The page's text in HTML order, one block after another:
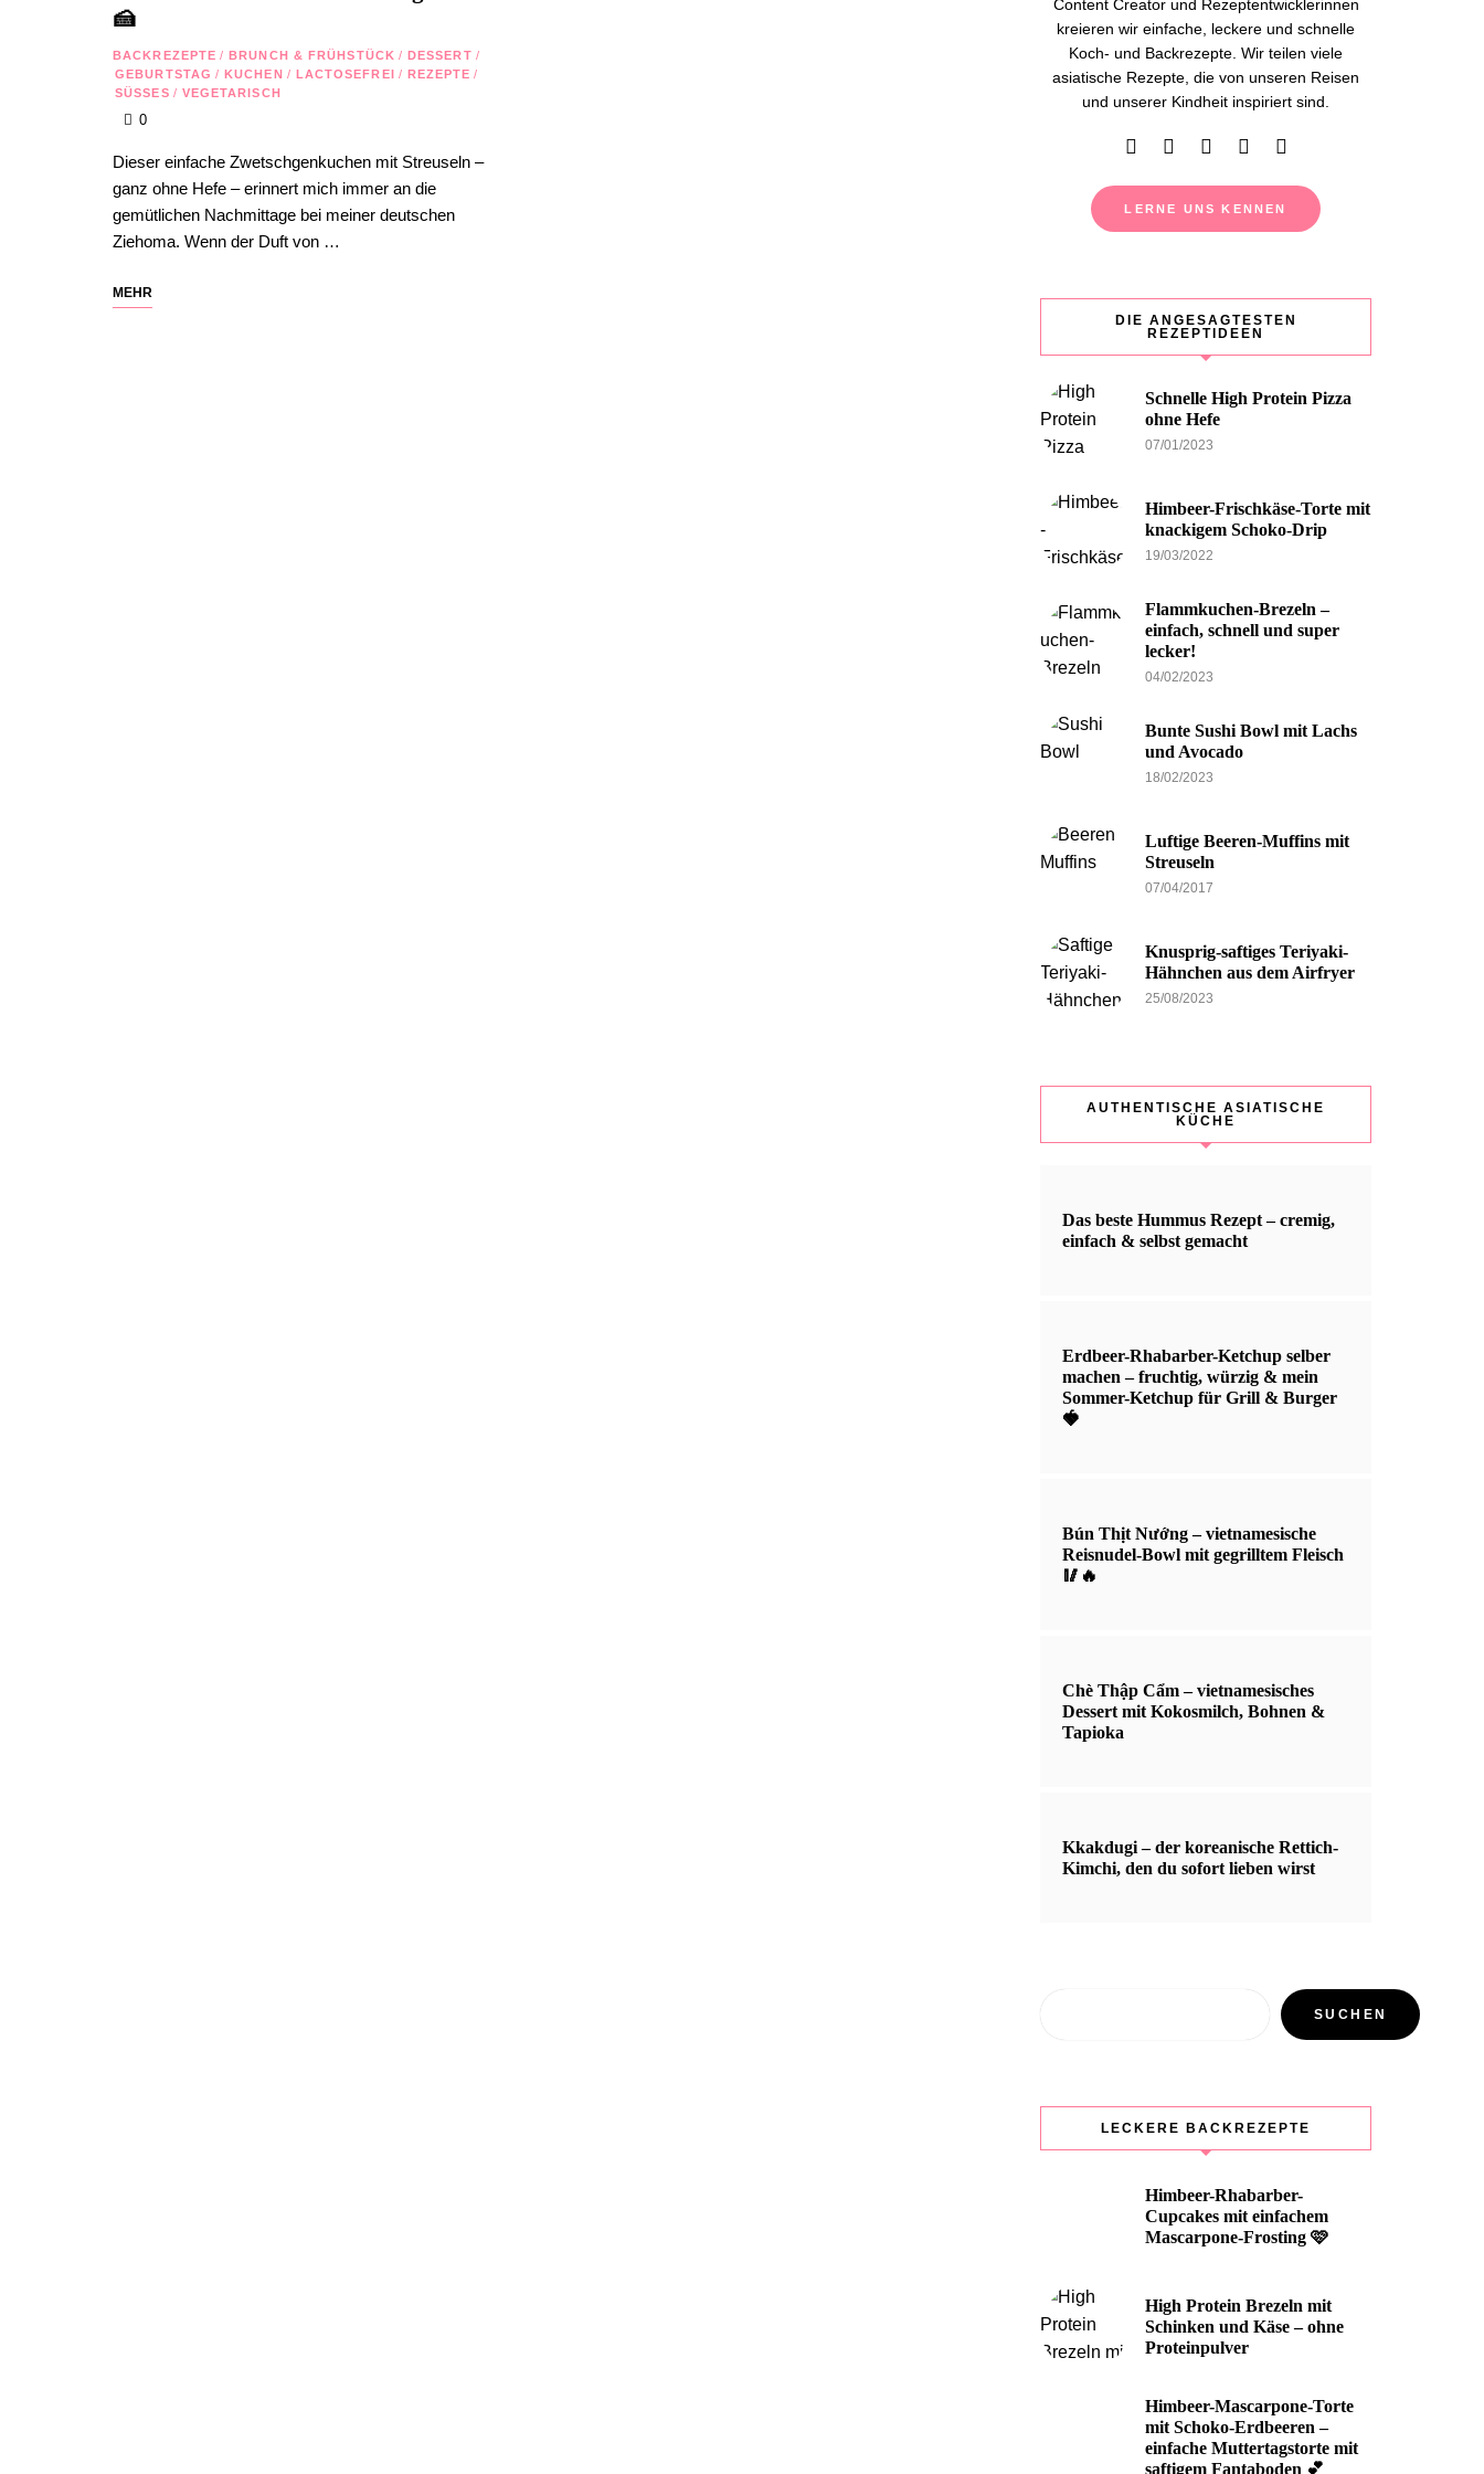
🍰
BACKREZEPTE / BRUNCH & FRÜHSTÜCK / DESSERT /
GEBURTSTAG / KUCHEN / LACTOSEFREI / REZEPTE /
SÜSSES / VEGETARISCH
0
Dieser einfache Zwetschgenkuchen mit Streuseln –
ganz ohne Hefe – erinnert mich immer an die
gemütlichen Nachmittage bei meiner deutschen
Ziehoma. Wenn der Duft von …
MEHR
Content Creator und Rezeptentwicklerinnen
kreieren wir einfache, leckere und schnelle
Koch- und Backrezepte. Wir teilen viele
asiatische Rezepte, die von unseren Reisen
und unserer Kindheit inspiriert sind.
LERNE UNS KENNEN
DIE ANGESAGTESTEN
REZEPTIDEEN
Schnelle High Protein Pizza
ohne Hefe
07/01/2023
Himbeer-Frischkäse-Torte mit
knackigem Schoko-Drip
19/03/2022
Flammkuchen-Brezeln –
einfach, schnell und super
lecker!
04/02/2023
Bunte Sushi Bowl mit Lachs
und Avocado
18/02/2023
Luftige Beeren-Muffins mit
Streuseln
07/04/2017
Knusprig-saftiges Teriyaki-
Hähnchen aus dem Airfryer
25/08/2023
AUTHENTISCHE ASIATISCHE
KÜCHE
Das beste Hummus Rezept – cremig,
einfach & selbst gemacht
Erdbeer-Rhabarber-Ketchup selber
machen – fruchtig, würzig & mein
Sommer-Ketchup für Grill & Burger
🍓
Bún Thịt Nướng – vietnamesische
Reisnudel-Bowl mit gegrilltem Fleisch
🥢🔥
Chè Thập Cẩm – vietnamesisches
Dessert mit Kokosmilch, Bohnen &
Tapioka
Kkakdugi – der koreanische Rettich-
Kimchi, den du sofort lieben wirst
SUCHEN
LECKERE BACKREZEPTE
Himbeer-Rhabarber-
Cupcakes mit einfachem
Mascarpone-Frosting 🩷
High Protein Brezeln mit
Schinken und Käse – ohne
Proteinpulver
Himbeer-Mascarpone-Torte
mit Schoko-Erdbeeren –
einfache Muttertagstorte mit
saftigem Fantaboden 💕